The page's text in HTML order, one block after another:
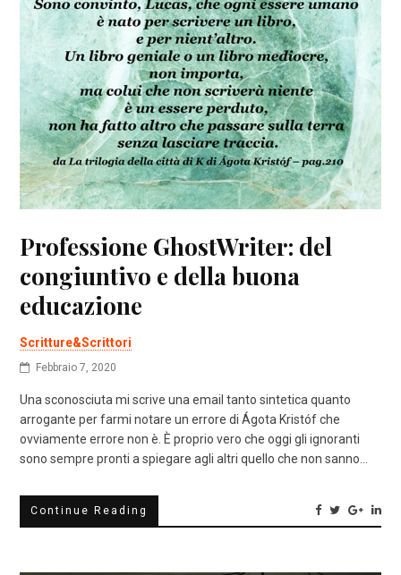
Professione GhostWriter: del
congiuntivo e della buona
educazione
Scritture&Scrittori
Febbraio 7, 2020
Una sconosciuta mi scrive una email tanto sintetica quanto
arrogante per farmi notare un errore di Ágota Kristóf che
ovviamente errore non è. È proprio vero che oggi gli ignoranti
sono sempre pronti a spiegare agli altri quello che non sanno…
Continue Reading